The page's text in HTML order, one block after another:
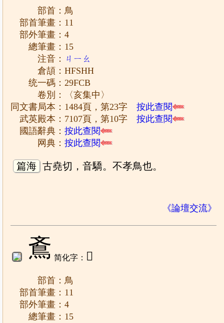
部首：鳥
部首筆畫：11
部外筆畫：4
總筆畫：15
注音： ㄐㄧㄠ
倉頡：HFSHH
统一碼：29FCB
卷別：〈亥集中〉
同文書局本：1484頁，第23字按此查閱
武英殿本：7107頁，第10字按此查閱
國語辭典：按此查閱
网典：按此查閱
篇海 古堯切，音驕。不孝鳥也。
《論壇交流》
鴍 简化字： 𬸀
部首：鳥
部首筆畫：11
部外筆畫：4
總筆畫：15